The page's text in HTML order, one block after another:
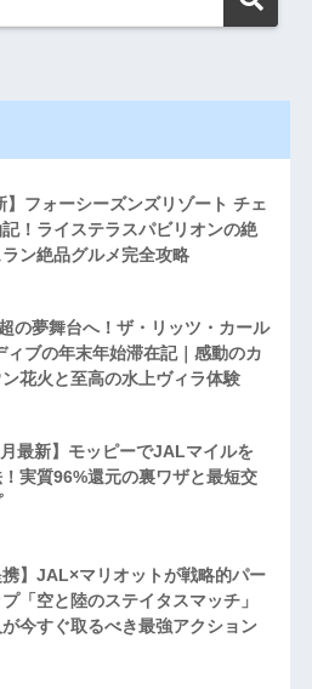
】フォーシーズンズリゾート チェ
！ライステラスパビリオンの絶
ン絶品グルメ完全攻略
の夢舞台へ！ザ・リッツ・カール
ィブの年末年始滞在記｜感動のカ
花火と至高の水上ヴィラ体験
月最新】モッピーでJALマイルを
実質96%還元の裏ワザと最短交
携】JAL×マリオットが戦略的パー
プ「空と陸のステイタスマッチ」
今すぐ取るべき最強アクション